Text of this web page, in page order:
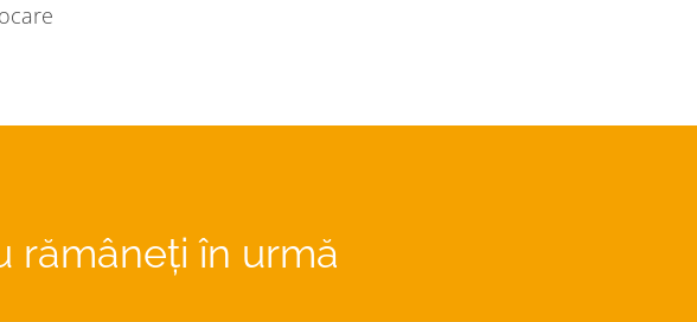
rămâneți în urmă